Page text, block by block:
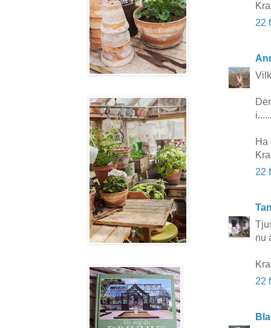
22
Ha
22
nu
22